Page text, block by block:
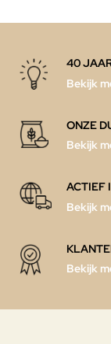
40
Bekijk
ONZE
Bekijk
ACTIEF
Bekijk
Bekijk